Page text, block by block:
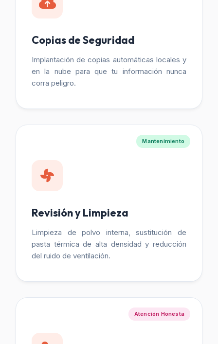
Copias de Seguridad
Implantación de copias automáticas locales y
en la nube para que tu información nunca
corra peligro.
Mantenimiento
Revisión y Limpieza
Limpieza de polvo interna, sustitución de
pasta térmica de alta densidad y reducción
del ruido de ventilación.
Atención Honesta